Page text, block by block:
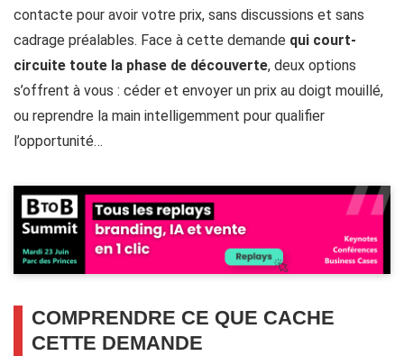
contacte pour avoir votre prix, sans discussions et sans
cadrage préalables. Face à cette demande qui court-
circuite toute la phase de découverte, deux options
s’offrent à vous : céder et envoyer un prix au doigt mouillé,
ou reprendre la main intelligemment pour qualifier
l’opportunité…
COMPRENDRE CE QUE CACHE
CETTE DEMANDE